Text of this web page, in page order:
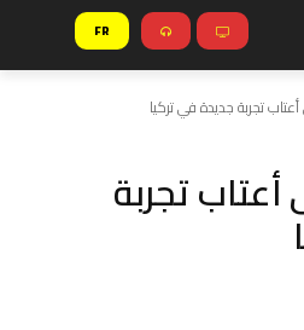
FR
تجربة جديدة في تركيا
تجربة